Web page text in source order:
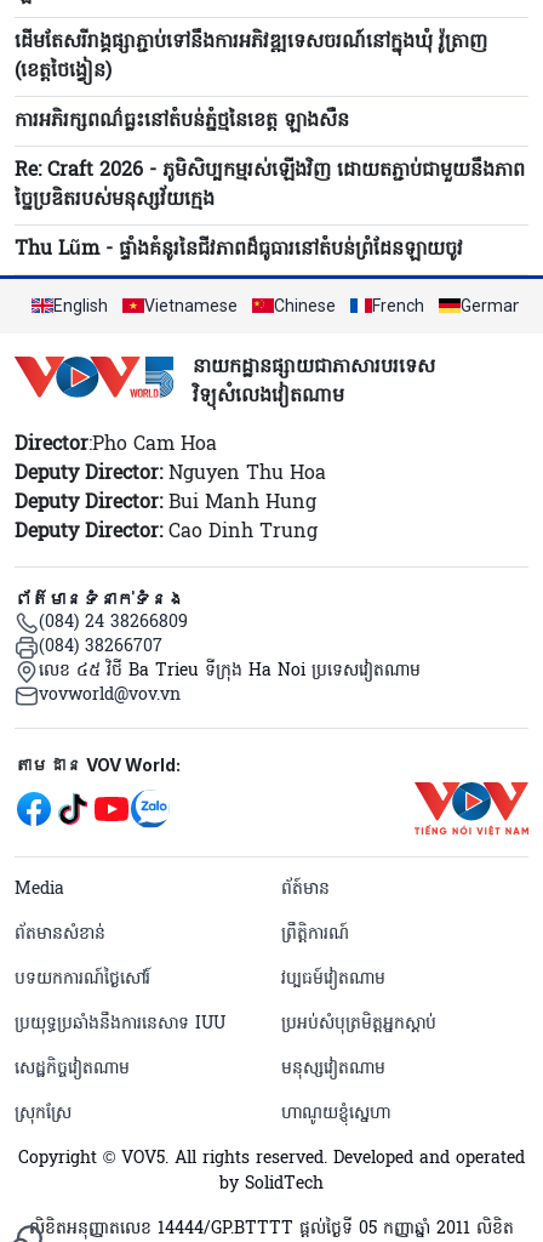
ដើមតែសរីរាង្គផ្សាភ្ជាប់ទៅនឹងការអភិវឌ្ឍទេសចរណ៍នៅក្នុងឃុំ វ៉ូត្រាញ
(ខេត្តថៃង្វៀន)
ការអភិរក្សពណ៌ធ្លះនៅតំបន់ភ្នំថ្មនៃខេត្ត ឡាងសឺន
Re: Craft 2026 - ភូមិសិប្បកម្មរស់ឡើងវិញ ដោយតភ្ជាប់ជាមួយនឹងភាព
ច្នៃប្រឌិតរបស់មនុស្សវ័យក្មេង
Thu Lũm - ផ្ទាំងគំនូរនៃជីវភាពដ៏ធូធារនៅតំបន់ព្រំដែនឡាយចូវ
English Vietnamese Chinese French German
នាយកដ្ឋានផ្សាយជាភាសារបរទេស
វិទ្យុសំលេងវៀតណាម
Director:Pho Cam Hoa
Deputy Director:Nguyen Thu Hoa
Deputy Director:Bui Manh Hung
Deputy Director:Cao Dinh Trung
ព័ត៌មានទំនាក់ទំនង
(084) 24 38266809
(084) 38266707
លេខ ៤៥ វិថី Ba Trieu ទីក្រុង Ha Noi ប្រទេសវៀតណាម
vovworld@vov.vn
Mạng xã hội
តាមដាន VOV World:
menu footer tiếng Khmer
Media
ព័ត៍មាន
ព័តមានសំខាន់
ព្រឹត្តិការណ៍
បទយកការណ៍ថ្ងៃសៅរ៍
វប្បធម៍វៀតណាម
ប្រយុទ្ធប្រឆាំងនឹងការនេសាទ IUU
ប្រអប់សំបុត្រមិត្តអ្នកស្តាប់
សេដ្ឋកិច្ចវៀតណាម
មនុស្សវៀតណាម
ស្រុកស្រែ
ហាណូយខ្ញុំស្នេហា
Copyright © VOV5. All rights reserved. Developed and operated
by SolidTech
លិខិតអនុញ្ញាតលេខ 14444/GP.BTTTT ផ្តល់ថ្ងៃទី 05 កញ្ញាឆ្នាំ 2011 លិខិត